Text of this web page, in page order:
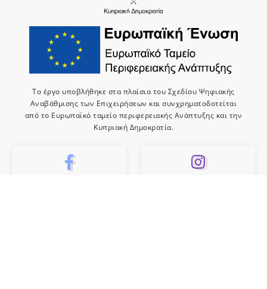
Το έργο υποβλήθηκε στα πλαίσια του Σχεδίου Ψηφιακής
Αναβάθμισης των Επιχειρήσεων και συνχρηματοδοτείται
από το Ευρωπαϊκό ταμείο περιφερειακής Ανάπτυξης και την
Κυπριακή Δημοκρατία.